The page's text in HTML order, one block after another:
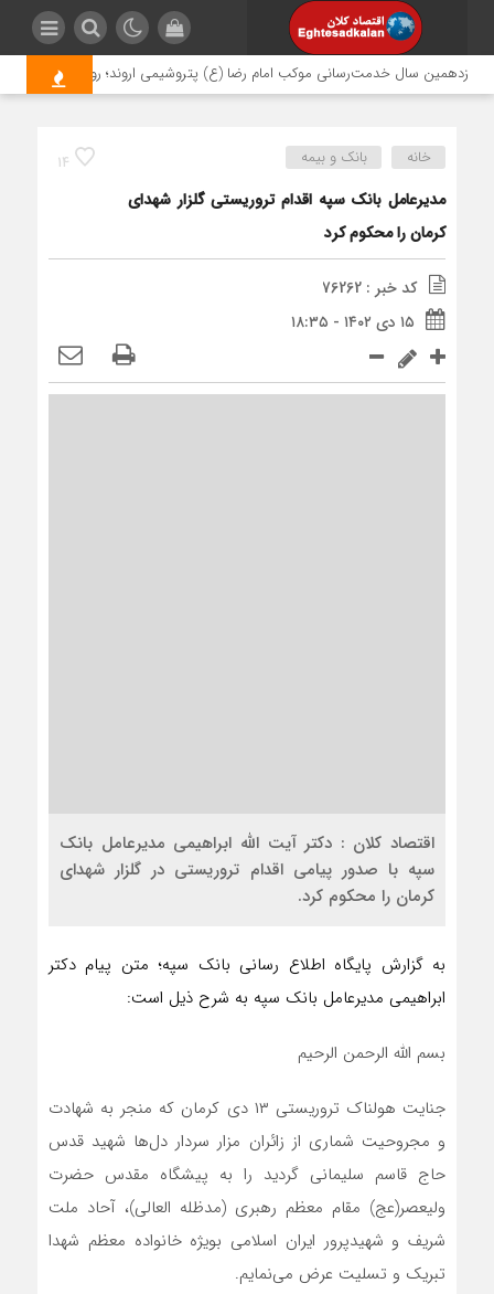
سال خدمت‌رسانی موکب امام رضا (ع) پتروشیمی اروند؛ روایتی از مسئولیت
14 خانه بانک و بیمه
مدیرعامل بانک سپه اقدام تروریستی گلزار شهدای
کرمان را محکوم کرد
کد خبر : 76262
۱۵ دی ۱۴۰۲ - ۱۸:۳۵
اقتصاد کلان : دکتر آیت الله ابراهیمی مدیرعامل بانک
سپه با صدور پیامی اقدام تروریستی در گلزار شهدای
کرمان را محکوم کرد.
به گزارش پایگاه اطلاع رسانی بانک سپه؛ متن پیام دکتر
ابراهیمی مدیرعامل بانک سپه به شرح ذیل است:
بسم الله الرحمن الرحیم
جنایت هولناک تروریستی ۱۳ دی کرمان که منجر به شهادت
و مجروحیت شماری از زائران مزار سردار دل‌ها شهید قدس
حاج قاسم سلیمانی گردید را به پیشگاه مقدس حضرت
ولیعصر(عج) مقام معظم رهبری (مدظله العالی)، آحاد ملت
شریف و شهیدپرور ایران اسلامی بویژه خانواده معظم شهدا
تبریک و تسلیت عرض می‌نمایم.